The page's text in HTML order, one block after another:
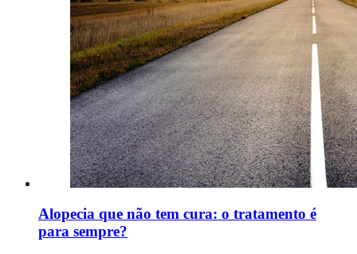
Alopecia que não tem cura: o tratamento é
para sempre?